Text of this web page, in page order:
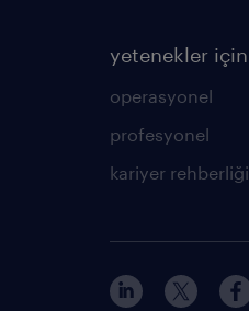
yetenekler için
operasyonel
profesyonel
kariyer rehberliği